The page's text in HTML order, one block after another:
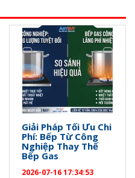
Giải Pháp Tối Ưu Chi
Phí: Bếp Từ Công
Nghiệp Thay Thế
Bếp Gas
2026-07-16 17:34:53